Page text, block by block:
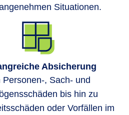
Situationen.
Absicherung
Personen-, Sach- und
bis hin zu
oder Vorfällen im